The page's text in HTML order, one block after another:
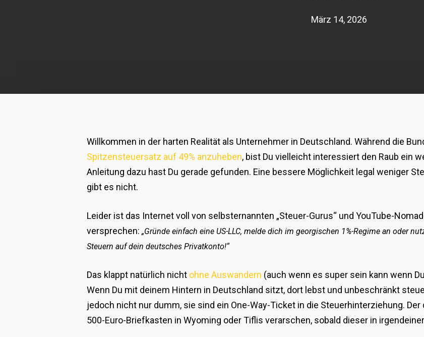
März 14, 2026
Willkommen in der harten Realität als Unternehmer in Deutschland. Während die
Spitzensteuersatz auf 49% anzuheben, bist Du vielleicht interessiert den Raub ein
Anleitung dazu hast Du gerade gefunden. Eine bessere Möglichkeit legal weniger
gibt es nicht.
Leider ist das Internet voll von selbsternannten „Steuer-Gurus“ und YouTube-
versprechen: „Gründe einfach eine US-LLC, melde dich im georgischen 1%-Regime an oder
Steuern auf dein deutsches Privatkonto!“
Das klappt natürlich nicht ohne Auswandern (auch wenn es super sein kann wenn
Wenn Du mit deinem Hintern in Deutschland sitzt, dort lebst und unbeschränkt
jedoch nicht nur dumm, sie sind ein One-Way-Ticket in die Steuerhinterziehung.
500-Euro-Briefkasten in Wyoming oder Tiflis verarschen, sobald dieser in